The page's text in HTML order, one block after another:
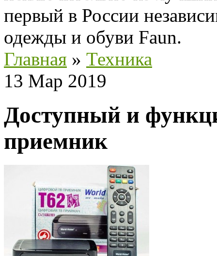
первый в России
одежды и обуви Faun.
Главная » Техника
13 Мар 2019
Доступный и
приемник